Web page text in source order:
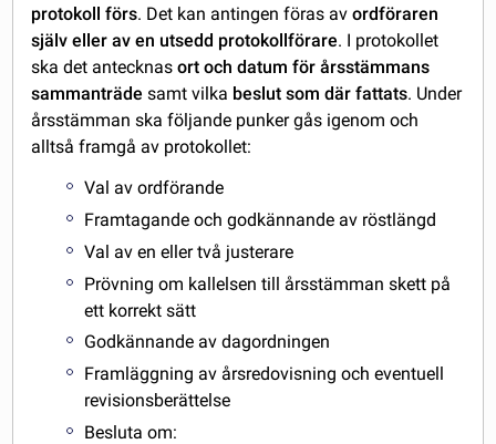
protokoll förs. Det kan antingen föras avordföraren
själv eller av en utsedd protokollförare. I protokollet
ska det antecknasort och datum för årsstämmans
sammanträdesamt vilka beslut som där fattats. Under
årsstämman ska följande punker gås igenom och
alltså framgå av protokollet:
Val av ordförande
Framtagande och godkännande av röstlängd
Val av en eller två justerare
Prövning om kallelsen till årsstämman skett på
ett korrekt sätt
Godkännande av dagordningen
Framläggning av årsredovisning och eventuell
revisionsberättelse
Besluta om: